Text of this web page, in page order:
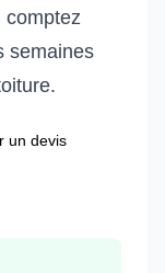
comptez
semaines
un devis